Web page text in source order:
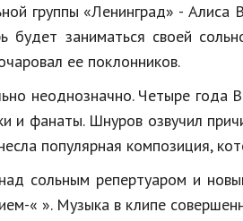
группы «Ленинград» - Алиса
будет заниматься своей
ее поклонников.
неоднозначно. Четыре года
и фанаты. Шнуров озвучил
популярная композиция,
сольным репертуаром и
« ». Музыка в клипе